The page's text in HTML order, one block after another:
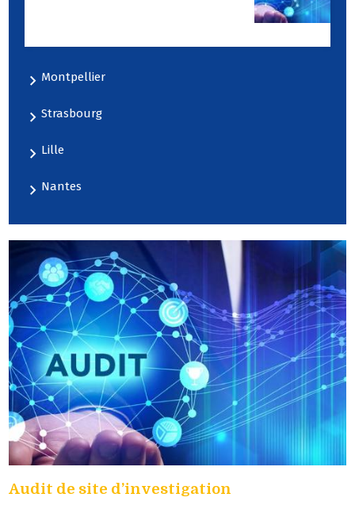
Montpellier
Strasbourg
Lille
Nantes
Audit de site d’investigation